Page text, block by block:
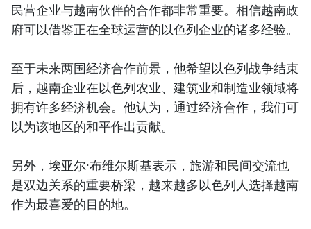
民营企业与越南伙伴的合作都非常重要。相信越南政
府可以借鉴正在全球运营的以色列企业的诸多经验。
至于未来两国经济合作前景，他希望以色列战争结束
后，越南企业在以色列农业、建筑业和制造业领域将
拥有许多经济机会。他认为，通过经济合作，我们可
以为该地区的和平作出贡献。
另外，埃亚尔·布维尔斯基表示，旅游和民间交流也
是双边关系的重要桥梁，越来越多以色列人选择越南
作为最喜爱的目的地。